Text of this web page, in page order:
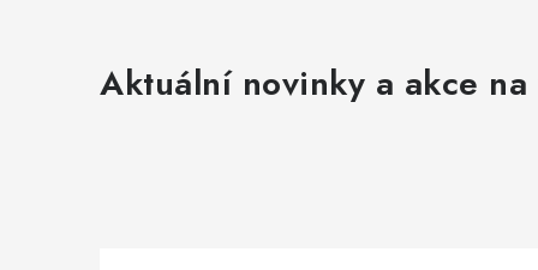
Aktuální novinky a akce na